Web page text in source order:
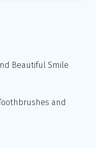
Beautiful Smile
and